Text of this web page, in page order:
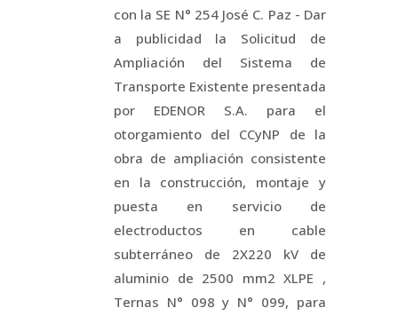
con la SE N° 254 José C. Paz - Dar
a publicidad la Solicitud de
Ampliación del Sistema de
Transporte Existente presentada
por EDENOR S.A. para el
otorgamiento del CCyNP de la
obra de ampliación consistente
en la construcción, montaje y
puesta en servicio de
electroductos en cable
subterráneo de 2X220 kV de
aluminio de 2500 mm2 XLPE ,
Ternas N° 098 y N° 099, para